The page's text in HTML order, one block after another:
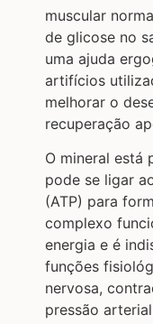
muscular
de glicose no
uma ajuda
artifícios
melhorar o
recuperação
O mineral está
pode se ligar
(ATP) para
complexo
energia e é
funções
nervosa,
pressão